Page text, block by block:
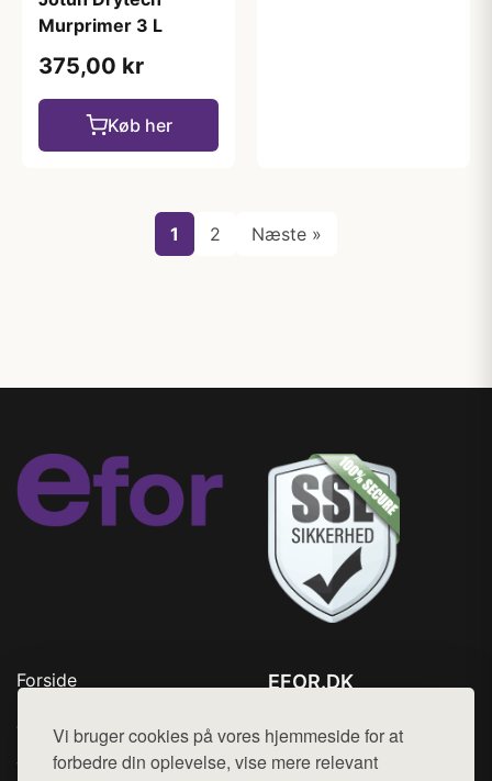
Vi bruger cookies på vores hjemmeside for at
forbedre din oplevelse, vise mere relevant
Murprimer 3 L
375,00 kr
Køb her
1 2 Næste »
Forside
Top Rabatter
Jotun maling
EFOR.DK
Mail: hej@want.dk